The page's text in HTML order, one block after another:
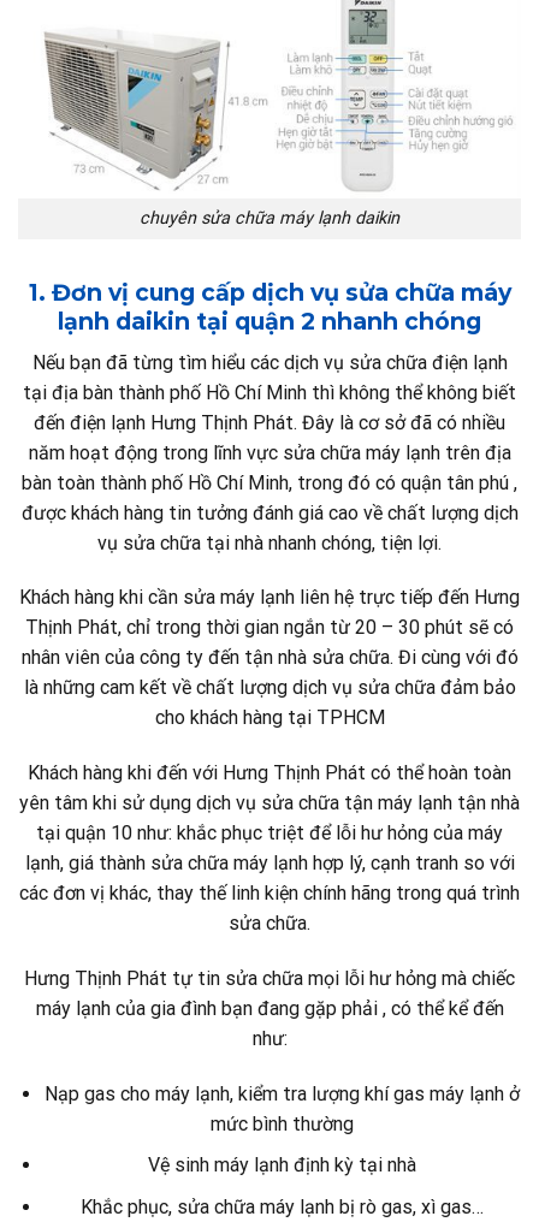
chuyên sửa chữa máy lạnh daikin
1. Đơn vị cung cấp dịch vụ sửa chữa máy
lạnh daikin tại quận 2 nhanh chóng
Nếu bạn đã từng tìm hiểu các dịch vụ sửa chữa điện lạnh
tại địa bàn thành phố Hồ Chí Minh thì không thể không biết
đến điện lạnh Hưng Thịnh Phát. Đây là cơ sở đã có nhiều
năm hoạt động trong lĩnh vực sửa chữa máy lạnh trên địa
bàn toàn thành phố Hồ Chí Minh, trong đó có quận tân phú ,
được khách hàng tin tưởng đánh giá cao về chất lượng dịch
vụ sửa chữa tại nhà nhanh chóng, tiện lợi.
Khách hàng khi cần sửa máy lạnh liên hệ trực tiếp đến Hưng
Thịnh Phát, chỉ trong thời gian ngắn từ 20 – 30 phút sẽ có
nhân viên của công ty đến tận nhà sửa chữa. Đi cùng với đó
là những cam kết về chất lượng dịch vụ sửa chữa đảm bảo
cho khách hàng tại TPHCM
Khách hàng khi đến với Hưng Thịnh Phát có thể hoàn toàn
yên tâm khi sử dụng dịch vụ sửa chữa tận máy lạnh tận nhà
tại quận 10 như: khắc phục triệt để lỗi hư hỏng của máy
lạnh, giá thành sửa chữa máy lạnh hợp lý, cạnh tranh so với
các đơn vị khác, thay thế linh kiện chính hãng trong quá trình
sửa chữa.
Hưng Thịnh Phát tự tin sửa chữa mọi lỗi hư hỏng mà chiếc
máy lạnh của gia đình bạn đang gặp phải , có thể kể đến
như:
Nạp gas cho máy lạnh, kiểm tra lượng khí gas máy lạnh ở
mức bình thường
Vệ sinh máy lạnh định kỳ tại nhà
Khắc phục, sửa chữa máy lạnh bị rò gas, xì gas…